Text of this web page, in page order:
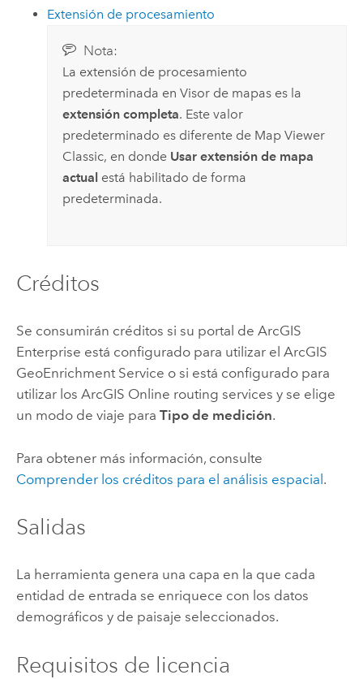
Extensión de procesamiento
Nota:
La extensión de procesamiento
predeterminada en Visor de mapases la
extensión completa. Este valor
predeterminado es diferente de Map Viewer
Classic, en donde Usar extensión de mapa
actual está habilitado de forma
predeterminada.
Créditos
Se consumirán créditos si su portal de ArcGIS
Enterprise está configurado para utilizar el ArcGIS
GeoEnrichment Service o si está configurado para
utilizar los ArcGIS Online routing services y se elige
un modo de viaje para Tipo de medición.
Para obtener más información, consulte
Comprender los créditos para el análisis espacial.
Salidas
La herramienta genera una capa en la que cada
entidad de entrada se enriquece con los datos
demográficos y de paisaje seleccionados.
Requisitos de licencia